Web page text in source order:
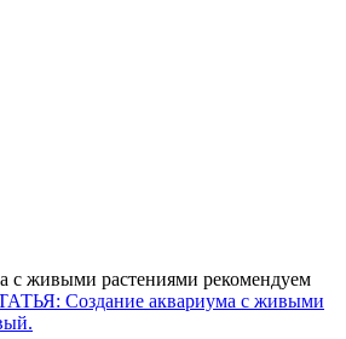
с живыми растениями рекомендуем
Создание аквариума с живыми